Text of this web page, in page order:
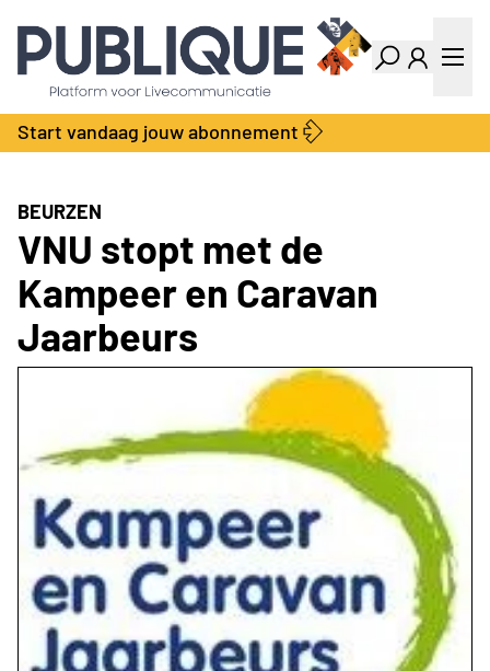
Industry Dashboard
Vacatures
Kalender
Producten
Bedrijvengids
Locatie Finder
Contact
Over ons
Adverteren
Abonnementen
Start vandaag jouw abonnement
BEURZEN
VNU stopt met de
Kampeer en Caravan
Jaarbeurs